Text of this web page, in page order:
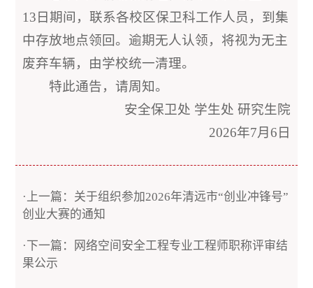
13日期间，联系各校区保卫科工作人员，到集
中存放地点领回。逾期无人认领，将视为无主
废弃车辆，由学校统一清理。
特此通告，请周知。
安全保卫处 学生处 研究生院
2026年7月6日
·上一篇：关于组织参加2026年清远市“创业冲锋号”
创业大赛的通知
·下一篇：网络空间安全工程专业工程师职称评审结
果公示